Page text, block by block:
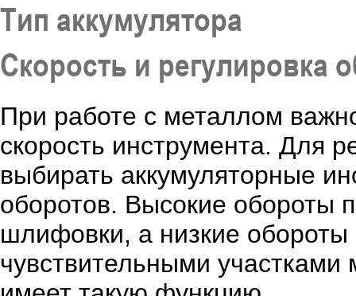
Тип аккумулятора
Скорость и регулировка
При работе с металлом
скорость инструмента. Для
выбирать аккумуляторные
оборотов. Высокие обороты
шлифовки, а низкие обороты
чувствительными